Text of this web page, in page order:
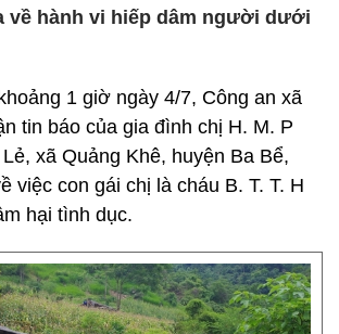
về hành vi hiếp dâm người dưới
1 giờ ngày 4/7, Công an xã
tin báo của gia đình chị H. M. P
xã Quảng Khê, huyện Ba Bể,
việc con gái chị là cháu B. T. T. H
hại tình dục.